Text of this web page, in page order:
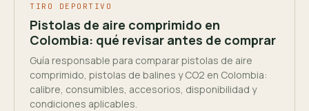
TIRO DEPORTIVO
Pistolas de aire comprimido en
Colombia: qué revisar antes de comprar
Guía responsable para comparar pistolas de aire
comprimido, pistolas de balines y CO2 en Colombia:
calibre, consumibles, accesorios, disponibilidad y
condiciones aplicables.